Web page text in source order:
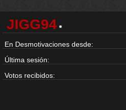
JIGG94
En Desmotivaciones desde:
Última sesión:
Votos recibidos: